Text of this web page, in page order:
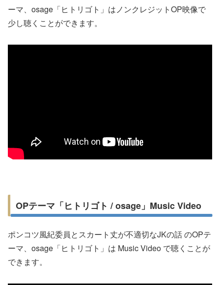
ーマ、osage「ヒトリゴト」はノンクレジットOP映像で
少し聴くことができます。
OPテーマ「ヒトリゴト / osage」Music Video
ポンコツ風紀委員とスカート丈が不適切なJKの話 のOPテ
ーマ、osage「ヒトリゴト」は Music Video で聴くことが
できます。